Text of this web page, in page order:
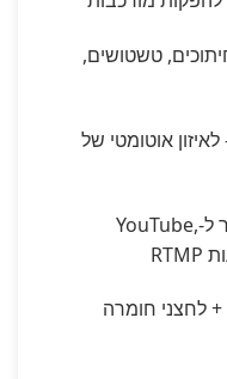
טשטושים,
לאיזון אוטומטי של
– יצוא ישיר ל-YouTube,
לחצני חומרה